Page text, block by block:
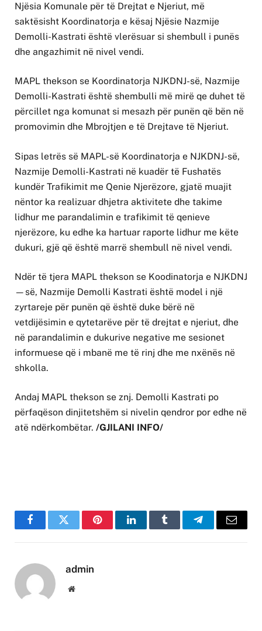
Njësia Komunale për të Drejtat e Njeriut, më
saktësisht Koordinatorja e kësaj Njësie Nazmije
Demolli-Kastrati është vlerësuar si shembull i punës
dhe angazhimit në nivel vendi.
MAPL thekson se Koordinatorja NJKDNJ-së, Nazmije
Demolli-Kastrati është shembulli më mirë qe duhet të
përcillet nga komunat si mesazh për punën që bën në
promovimin dhe Mbrojtjen e të Drejtave të Njeriut.
Sipas letrës së MAPL-së Koordinatorja e NJKDNJ-së,
Nazmije Demolli-Kastrati në kuadër të Fushatës
kundër Trafikimit me Qenie Njerëzore, gjatë muajit
nëntor ka realizuar dhjetra aktivitete dhe takime
lidhur me parandalimin e trafikimit të qenieve
njerëzore, ku edhe ka hartuar raporte lidhur me këte
dukuri, gjë që është marrë shembull në nivel vendi.
Ndër të tjera MAPL thekson se Koodinatorja e NJKDNJ
—së, Nazmije Demolli Kastrati është model i një
zyrtareje për punën që është duke bërë në
vetdijësimin e qytetarëve për të drejtat e njeriut, dhe
në parandalimin e dukurive negative me sesionet
informuese që i mbanë me të rinj dhe me nxënës në
shkolla.
Andaj MAPL thekson se znj. Demolli Kastrati po
përfaqëson dinjitetshëm si nivelin qendror por edhe në
atë ndërkombëtar. /GJILANI INFO/
FacebookTwitter PinterestLinkedInTumblr TelegramEmail
admin
Website